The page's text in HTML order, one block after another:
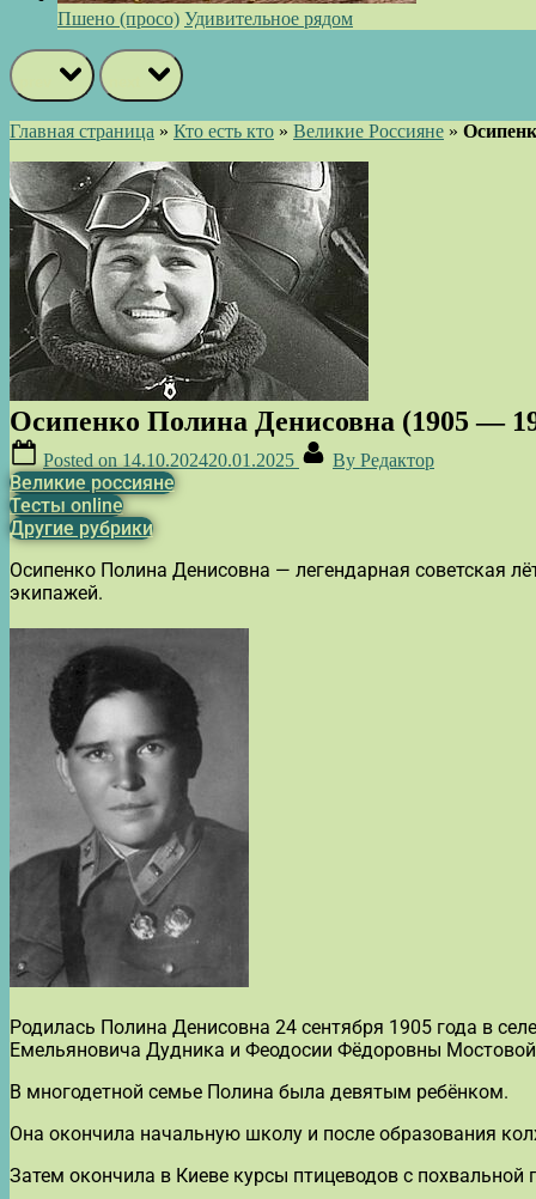
Пшено (просо) Удивительное рядом
Главная страница » Кто есть кто » Великие Россияне »
Осипенко Полина Денисовна (1905 —
Posted on 14.10.202420.01.2025 By Редактор
Великие россияне
Тесты online
Другие рубрики
Осипенко Полина Денисовна — легендарная советская
экипажей.
Родилась Полина Денисовна 24 сентября 1905 года в
Емельяновича Дудника и Феодосии Фёдоровны
В многодетной семье Полина была девятым ребёнком.
Она окончила начальную школу и после образования
Затем окончила в Киеве курсы птицеводов с похвальной